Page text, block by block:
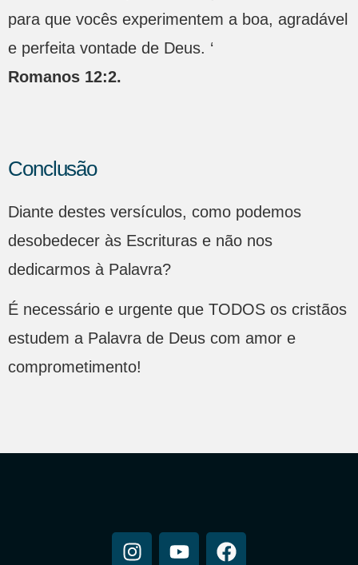
para que vocês experimentem a boa, agradável
e perfeita vontade de Deus. ‘
Romanos 12:2.
Conclusão
Diante destes versículos, como podemos
desobedecer às Escrituras e não nos
dedicarmos à Palavra?
É necessário e urgente que TODOS os cristãos
estudem a Palavra de Deus com amor e
comprometimento!